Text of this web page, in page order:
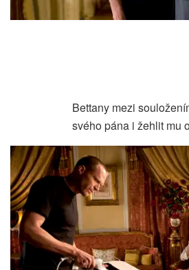
Bettany mezi
svého pána i žehlit mu